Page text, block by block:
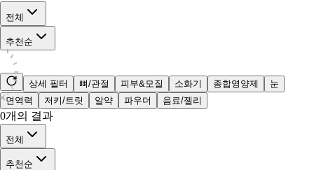
전체
추천순
상세 필터 뼈/관절 피부&모질 소화기 종합영양제
눈
면역력
저키/트릿 알약 파우더 음료/젤리
0개의 결과
전체
추천순